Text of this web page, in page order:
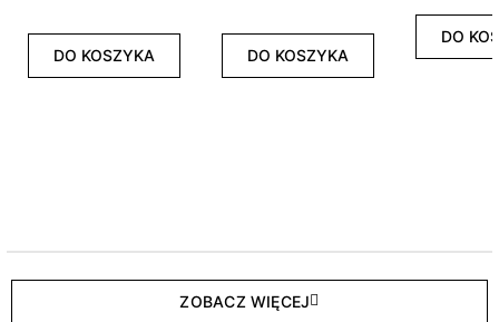
DO KOSZYKA DO KOSZYKA
DO
ZOBACZ WIĘCEJ